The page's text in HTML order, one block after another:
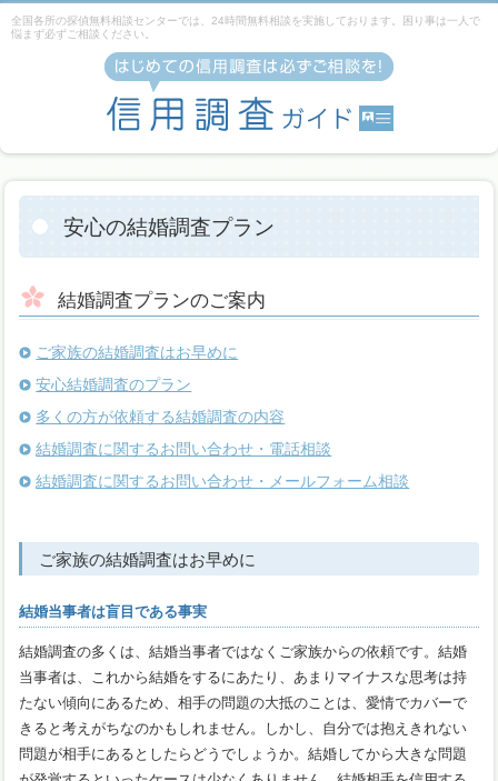
安心の結婚調査プラン
結婚調査プランのご案内
ご家族の結婚調査はお早めに
安心結婚調査のプラン
多くの方が依頼する結婚調査の内容
結婚調査に関するお問い合わせ・電話相談
結婚調査に関するお問い合わせ・メールフォーム相談
ご家族の結婚調査はお早めに
結婚当事者は盲目である事実
結婚調査の多くは、結婚当事者ではなくご家族からの依頼です。結婚
当事者は、これから結婚をするにあたり、あまりマイナスな思考は持
たない傾向にあるため、相手の問題の大抵のことは、愛情でカバーで
きると考えがちなのかもしれません。しかし、自分では抱えきれない
問題が相手にあるとしたらどうでしょうか。結婚してから大きな問題
全国各所の探偵無料相談センターでは、24時間無料相談を実施しております。困り事は一人で
悩まず必ずご相談ください。